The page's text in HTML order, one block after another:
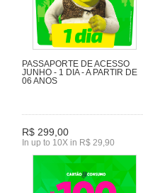
PASSAPORTE DE ACESSO
JUNHO - 1 DIA - A PARTIR DE
06 ANOS
R$ 299,00
In up to 10X in R$ 29,90